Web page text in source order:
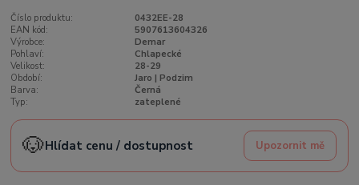
Číslo produktu:
0432EE-28
EAN kód:
5907613604326
Výrobce:
Demar
Pohlaví:
Chlapecké
Velikost:
28-29
Období:
Jaro | Podzim
Barva:
Černá
Typ:
zateplené
🐶Hlídat cenu / dostupnost Upozornit mě